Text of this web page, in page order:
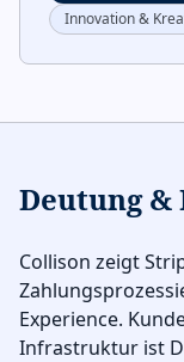
Innovation &
Deutung
Collison zeigt
Experience.
Infrastruktur ist